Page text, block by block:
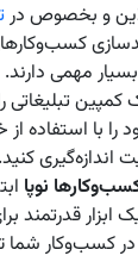
و بخصوص در
مهمی
کمپین
با استفاده از
اندازه‌گیری
نوپا
قدرتمند
کسب‌وکار شما